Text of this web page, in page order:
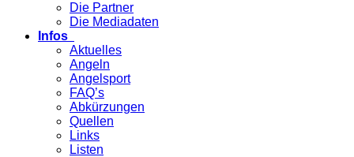
Die Partner
Die Mediadaten
Infos
Aktuelles
Angeln
Angelsport
FAQ’s
Abkürzungen
Quellen
Links
Listen